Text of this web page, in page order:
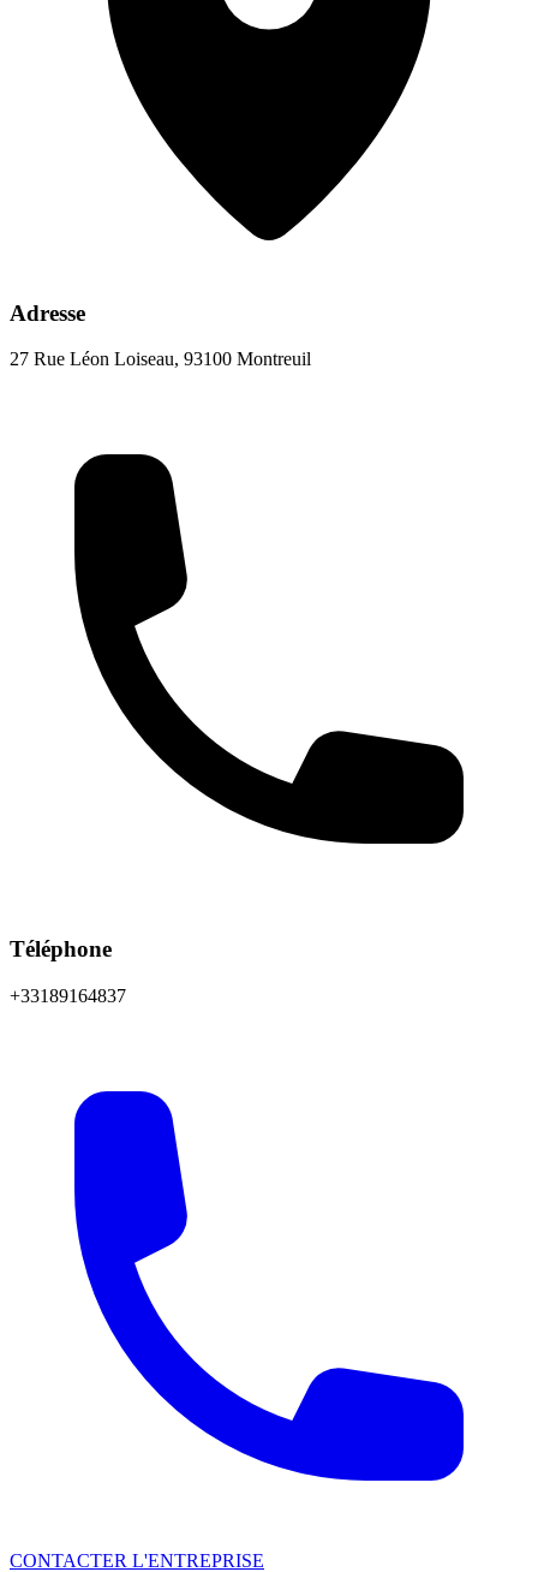
Adresse
27 Rue Léon Loiseau, 93100 Montreuil
Téléphone
+33189164837
CONTACTER L'ENTREPRISE